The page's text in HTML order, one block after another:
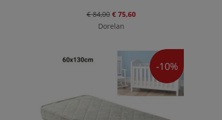
€ 84,00 € 75,60
Dorelan
-10%